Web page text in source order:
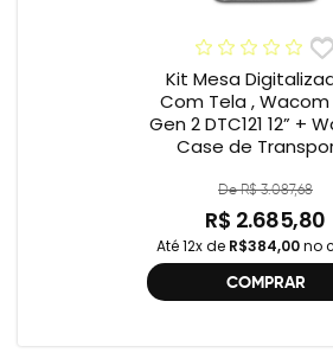
Kit Mesa
Com Tela , Wacom
Gen 2 DTC121 12” +
Case de
De R$ 3.087,68
R$ 2.685,80
Até 12x de R$384,00no
COMPRAR